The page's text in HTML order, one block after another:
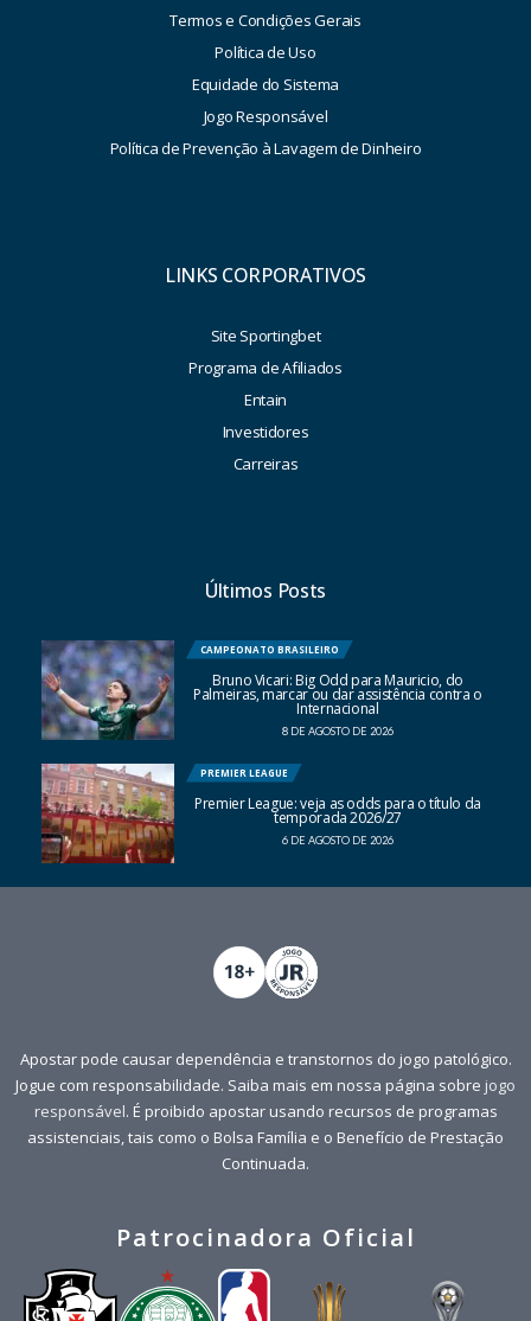
Termos e Condições Gerais
Política de Uso
Equidade do Sistema
Jogo Responsável
Política de Prevenção à Lavagem de Dinheiro
LINKS CORPORATIVOS
Site Sportingbet
Programa de Afiliados
Entain
Investidores
Carreiras
Últimos Posts
CAMPEONATO BRASILEIRO
Bruno Vicari: Big Odd para Mauricio, do
Palmeiras, marcar ou dar assistência contra o
Internacional
8 DE AGOSTO DE 2026
PREMIER LEAGUE
Premier League: veja as odds para o título da
temporada 2026/27
6 DE AGOSTO DE 2026
Apostar pode causar dependência e transtornos do jogo patológico.
Jogue com responsabilidade. Saiba mais em nossa página sobre jogo
responsável. É proibido apostar usando recursos de programas
assistenciais, tais como o Bolsa Família e o Benefício de Prestação
Continuada.
Patrocinadora Oficial